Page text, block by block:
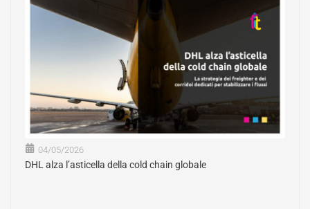
04/05/2026
DHL alza l’asticella della cold chain globale